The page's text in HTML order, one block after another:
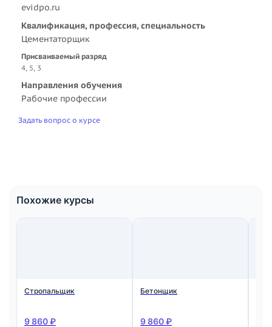
evidpo.ru
Квалификация, профессия, специальность
Цементаторщик
Присваиваемый разряд
4, 5, 3
Направления обучения
Рабочие профессии
Задать вопрос о курсе
Похожие курсы
Стропальщик
9 860 ₽
Бетонщик
9 860 ₽